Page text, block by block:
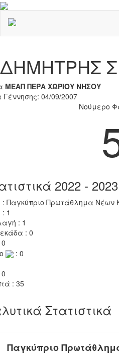
ΔΗΜΗΤΡΗΣ
ΜΕΑΠ ΠΕΡΑ ΧΩΡΙΟΥ ΝΗΣΟΥ
Γέννησης: 04/09/2007
Νούμερο
2022 - 2023
: Παγκύπριο Πρωτάθλημα Νέων
1
: 1
: 0
: 0
: 35
Στατιστικά
Παγκύπριο